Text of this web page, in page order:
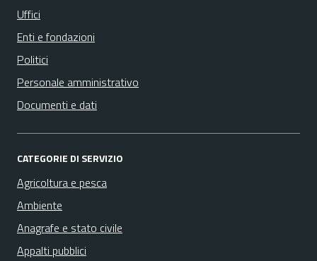
Uffici
Enti e fondazioni
Politici
Personale amministrativo
Documenti e dati
CATEGORIE DI SERVIZIO
Agricoltura e pesca
Ambiente
Anagrafe e stato civile
Appalti pubblici